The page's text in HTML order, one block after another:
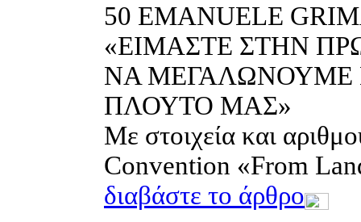
50 EMAΝUELE
«ΕΙΜΑΣΤΕ ΣΤΗΝ
ΝΑ ΜΕΓΑΛΩΝΟΥΜΕ
ΠΛΟΥΤΟ ΜΑΣ»
Mε στοιχεία και
Convention «From
διαβάστε το άρθρο